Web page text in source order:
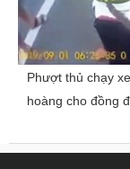
Phượt thủ chạy
hoàng cho đồng